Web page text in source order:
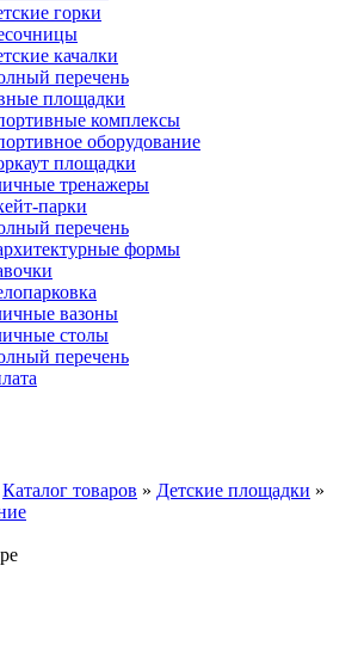
горки
качалки
перечень
площадки
комплексы
оборудование
площадки
тренажеры
парки
перечень
формы
вазоны
столы
перечень
Каталог товаров » Детские площадки »